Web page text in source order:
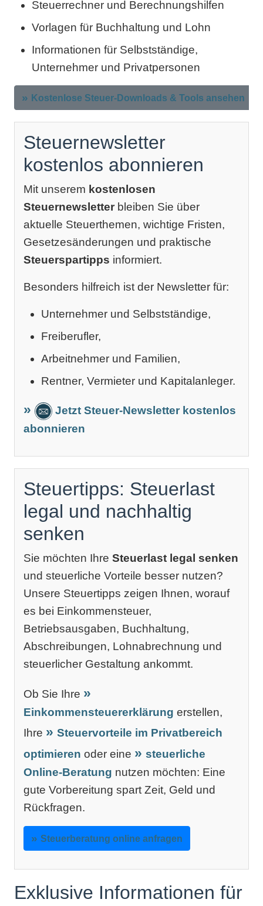
Steuerrechner und Berechnungshilfen
Vorlagen für Buchhaltung und Lohn
Informationen für Selbstständige,
Unternehmer und Privatpersonen
Kostenlose Steuer-Downloads & Tools ansehen
Steuernewsletter
kostenlos abonnieren
Mit unserem kostenlosen
Steuernewsletter bleiben Sie über
aktuelle Steuerthemen, wichtige Fristen,
Gesetzesänderungen und praktische
Steuerspartipps informiert.
Besonders hilfreich ist der Newsletter für:
Unternehmer und Selbstständige,
Freiberufler,
Arbeitnehmer und Familien,
Rentner, Vermieter und Kapitalanleger.
Jetzt Steuer-Newsletter kostenlos
abonnieren
Steuertipps: Steuerlast
legal und nachhaltig
senken
Sie möchten Ihre Steuerlast legal senken
und steuerliche Vorteile besser nutzen?
Unsere Steuertipps zeigen Ihnen, worauf
es bei Einkommensteuer,
Betriebsausgaben, Buchhaltung,
Abschreibungen, Lohnabrechnung und
steuerlicher Gestaltung ankommt.
Ob Sie Ihre
Einkommensteuererklärung erstellen,
Ihre
Steuervorteile im Privatbereich
optimieren oder eine
steuerliche
Online-Beratung nutzen möchten: Eine
gute Vorbereitung spart Zeit, Geld und
Rückfragen.
Steuerberatung online anfragen
Exklusive Informationen für